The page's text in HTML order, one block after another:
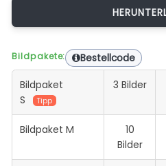
Bildpakete: Bestellcode
Bildpaket
S
Tipp
3 Bilder
Bildpaket M
10
Bilder